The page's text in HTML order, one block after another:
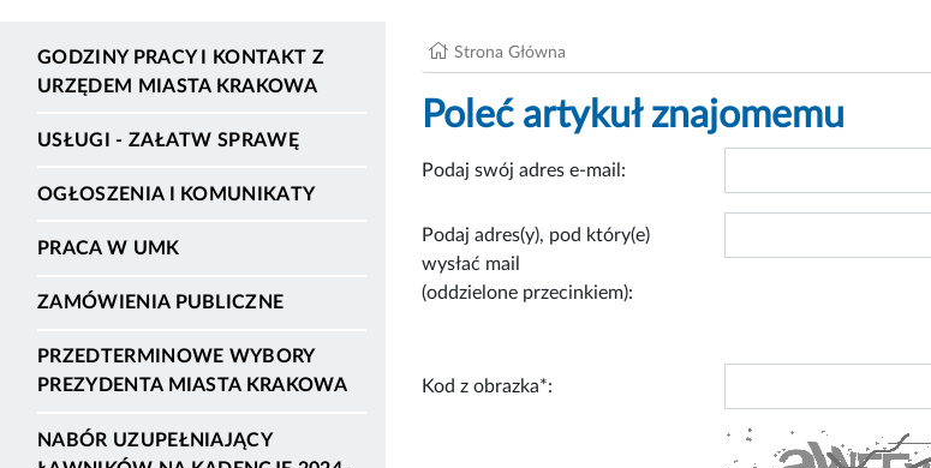
GODZINY PRACY I KONTAKT Z
URZĘDEM MIASTA KRAKOWA
USŁUGI - ZAŁATW SPRAWĘ
OGŁOSZENIA I KOMUNIKATY
PRACA W UMK
ZAMÓWIENIA PUBLICZNE
PRZEDTERMINOWE WYBORY
PREZYDENTA MIASTA KRAKOWA
NABÓR UZUPEŁNIAJĄCY
Strona Główna
Poleć artykuł znajomemu
Podaj swój adres e-mail:
Podaj adres(y), pod który(e)
wysłać mail
(oddzielone przecinkiem):
Kod z obrazka*: